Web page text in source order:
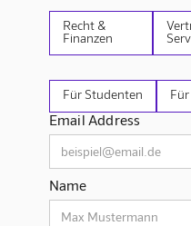
Recht &
Finanzen
Für Studenten
Email Address
Name